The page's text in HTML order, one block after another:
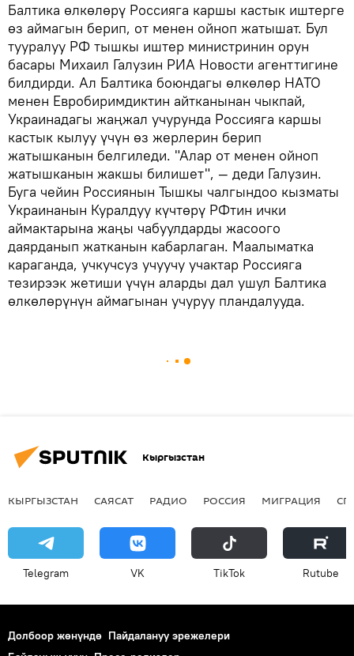
Балтика өлкөлөрү Россияга каршы кастык иштерге
өз аймагын берип, от менен ойноп жатышат. Бул
тууралуу РФ тышкы иштер министринин орун
басары Михаил Галузин РИА Новости агенттигине
билдирди. Ал Балтика боюндагы өлкөлөр НАТО
менен Евробиримдиктин айтканынан чыкпай,
Украинадагы жаңжал учурунда Россияга каршы
кастык кылуу үчүн өз жерлерин берип
жатышканын белгиледи. "Алар от менен ойноп
жатышканын жакшы билишет", — деди Галузин.
Буга чейин Россиянын Тышкы чалгындоо кызматы
Украинанын Куралдуу күчтөрү РФтин ички
аймактарына жаңы чабуулдарды жасоого
даярданып жатканын кабарлаган. Маалыматка
караганда, учкучсуз учуучу учактар Россияга
тезирээк жетиши үчүн аларды дал ушул Балтика
өлкөлөрүнүн аймагынан учуруу пландалууда.
Кыргызстан
КЫРГЫЗСТАН САЯСАТ РАДИО РОССИЯ МИГРАЦИЯ
Telegram VK ТikТоk Rutube
Долбоор жөнүндө Пайдалануу эрежелери